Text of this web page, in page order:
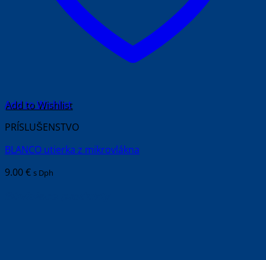
Add to Wishlist
PRÍSLUŠENSTVO
BLANCO utierka z mikrovlákna
9.00€ s Dph